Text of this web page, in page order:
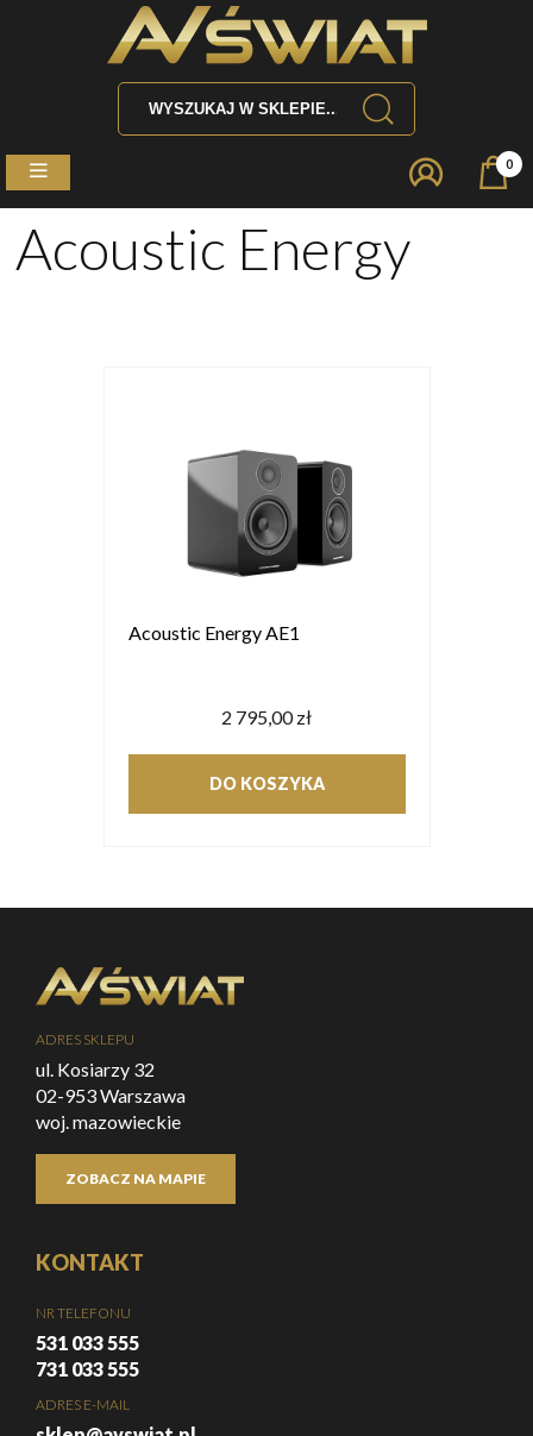
0
Acoustic Energy
Acoustic Energy AE1
2 795,00 zł
DO KOSZYKA
ADRES SKLEPU
ul. Kosiarzy 32
02-953 Warszawa
woj. mazowieckie
ZOBACZ NA MAPIE
KONTAKT
NR TELEFONU
531 033 555
731 033 555
ADRES E-MAIL